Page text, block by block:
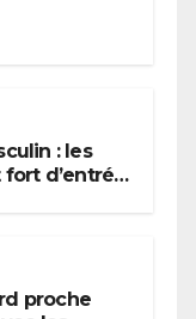
: les
d’entrée
proche